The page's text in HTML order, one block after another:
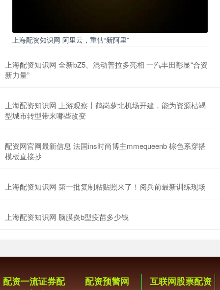
上海配资知识网 阿里云，重估“新阿里”
上海配资知识网 全新bZ5、混动普拉多亮相 一汽丰田彰显“合资
新力量”
上海配资知识网 上游观察丨鹤岗萝北机场开建，能为资源枯竭
型城市转型带来哪些改变
配资网官网最新信息 法国ins时尚博主mmequeenb 棕色系穿搭
模板直接抄
上海配资知识网 第一批复制粘贴照来了！阅兵前最新训练现场
上海配资知识网 脑膜炎b型疫苗多少钱
配资一流证券配
配资预警网
互联网股票配资